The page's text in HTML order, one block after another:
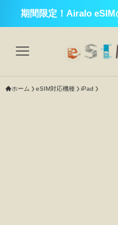
期間限定！Airalo
ホーム eSIM対応機種 iPad